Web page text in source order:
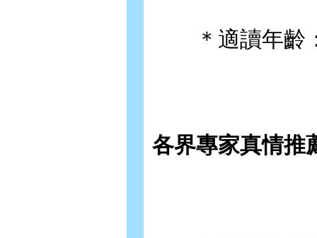
＊適讀年齡
各界專家真情推